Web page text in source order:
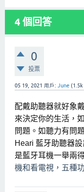
4 個回答
0
投票
05 19, 2021 用戶: June (1.5k
配戴助聽器就好象
來決定你的生活，
問題。如聽力有問
Heari 藍牙助聽器
是藍牙耳機一舉兩
機和看電視，五種